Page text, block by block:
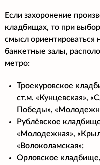
Если захоронение
кладбищах, то при
смысл ориентироваться
банкетные залы,
метро:
Троекуровское
ст.м. «Кунцевская»,
Победы»,
Рублёвское
«Молодежная»,
«Волоколамская»;
Орловское